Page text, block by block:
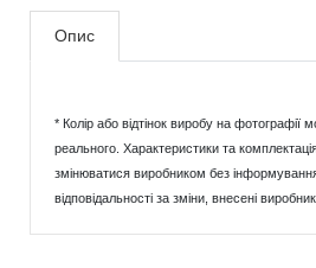
Опис
* Колір або відтінок виробу на фотографії
реального. Характеристики та
змінюватися виробником без
відповідальності за зміни, внесені